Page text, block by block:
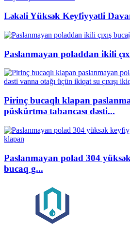
Ləkəli Yüksək Keyfiyyətli
Paslanmayan poladdan ikili
Pirinç bucaqlı klapan
püskürtmə tabancası dəsti...
Paslanmayan polad 304
bucaq g...